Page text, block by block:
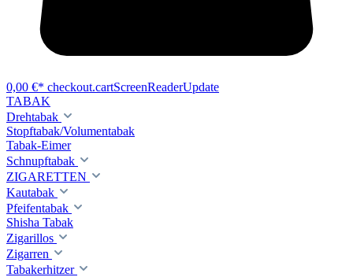
0,00 €* checkout.cartScreenReaderUpdate
TABAK
Drehtabak
Stopftabak/Volumentabak
Tabak-Eimer
Schnupftabak
ZIGARETTEN
Kautabak
Pfeifentabak
Shisha Tabak
Zigarillos
Zigarren
Tabakerhitzer